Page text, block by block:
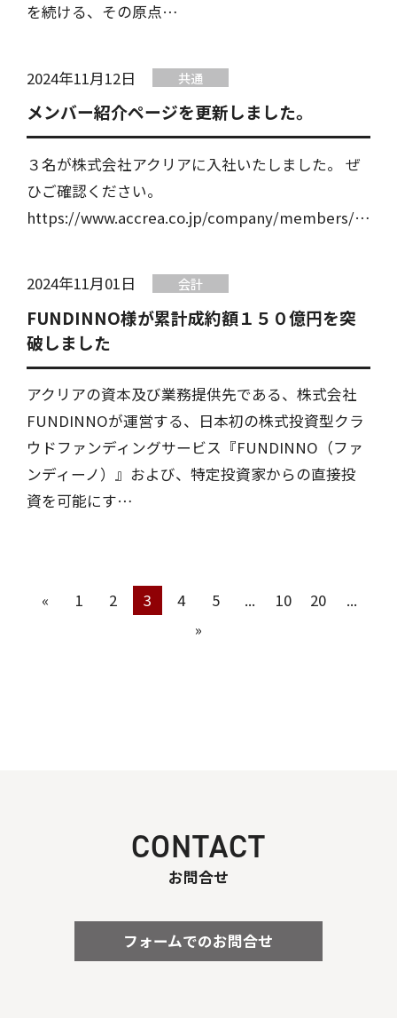
を続ける、その原点…
2024年11月12日 共通
メンバー紹介ページを更新しました。
３名が株式会社アクリアに入社いたしました。 ぜ
ひご確認ください。
https://www.accrea.co.jp/company/members/…
2024年11月01日 会計
FUNDINNO様が累計成約額１５０億円を突
破しました
アクリアの資本及び業務提供先である、株式会社
FUNDINNOが運営する、日本初の株式投資型クラ
ウドファンディングサービス『FUNDINNO（ファ
ンディーノ）』および、特定投資家からの直接投
資を可能にす…
« 1 2 3 4 5 ... 10 20
...
»
CONTACT
お問合せ
フォームでのお問合せ